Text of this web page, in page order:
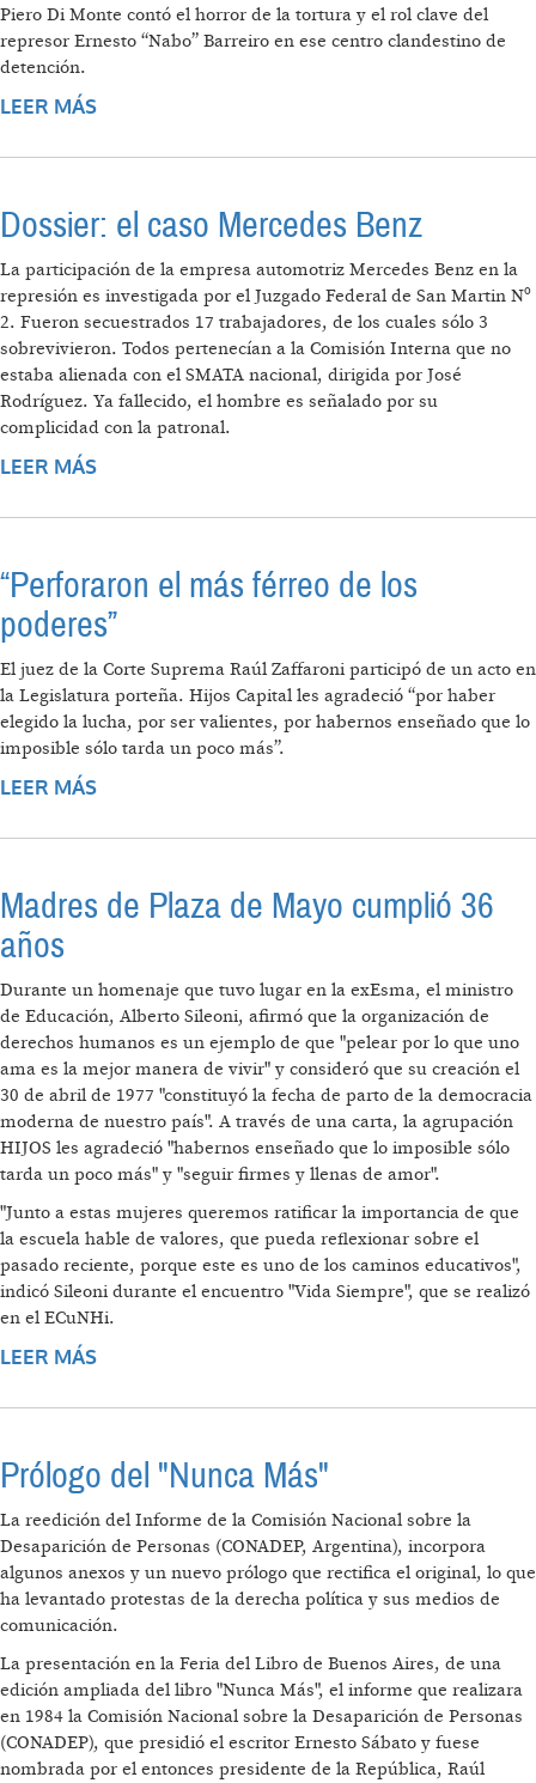
Piero Di Monte contó el horror de la tortura y el rol clave del
represor Ernesto “Nabo” Barreiro en ese centro clandestino de
detención.
LEER MÁS
Dossier: el caso Mercedes Benz
La participación de la empresa automotriz Mercedes Benz en la
represión es investigada por el Juzgado Federal de San Martin Nº
2. Fueron secuestrados 17 trabajadores, de los cuales sólo 3
sobrevivieron. Todos pertenecían a la Comisión Interna que no
estaba alienada con el SMATA nacional, dirigida por José
Rodríguez. Ya fallecido, el hombre es señalado por su
complicidad con la patronal.
LEER MÁS
“Perforaron el más férreo de los
poderes”
El juez de la Corte Suprema Raúl Zaffaroni participó de un acto en
la Legislatura porteña. Hijos Capital les agradeció “por haber
elegido la lucha, por ser valientes, por habernos enseñado que lo
imposible sólo tarda un poco más”.
LEER MÁS
Madres de Plaza de Mayo cumplió 36
años
Durante un homenaje que tuvo lugar en la exEsma, el ministro
de Educación, Alberto Sileoni, afirmó que la organización de
derechos humanos es un ejemplo de que "pelear por lo que uno
ama es la mejor manera de vivir" y consideró que su creación el
30 de abril de 1977 "constituyó la fecha de parto de la democracia
moderna de nuestro país". A través de una carta, la agrupación
HIJOS les agradeció "habernos enseñado que lo imposible sólo
tarda un poco más" y "seguir firmes y llenas de amor".
"Junto a estas mujeres queremos ratificar la importancia de que
la escuela hable de valores, que pueda reflexionar sobre el
pasado reciente, porque este es uno de los caminos educativos",
indicó Sileoni durante el encuentro "Vida Siempre", que se realizó
en el ECuNHi.
LEER MÁS
Prólogo del "Nunca Más"
La reedición del Informe de la Comisión Nacional sobre la
Desaparición de Personas (CONADEP, Argentina), incorpora
algunos anexos y un nuevo prólogo que rectifica el original, lo que
ha levantado protestas de la derecha política y sus medios de
comunicación.
La presentación en la Feria del Libro de Buenos Aires, de una
edición ampliada del libro "Nunca Más", el informe que realizara
en 1984 la Comisión Nacional sobre la Desaparición de Personas
(CONADEP), que presidió el escritor Ernesto Sábato y fuese
nombrada por el entonces presidente de la República, Raúl